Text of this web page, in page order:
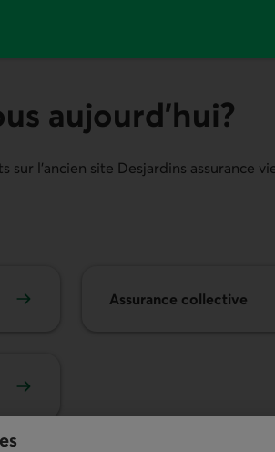
aujourd’hui?
sur l'ancien site Desjardins assurance
Assurance collective